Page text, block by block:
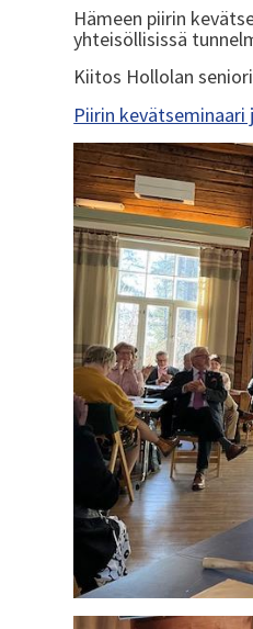
Hämeen piirin
yhteisöllisissä
Kiitos Hollolan
Piirin